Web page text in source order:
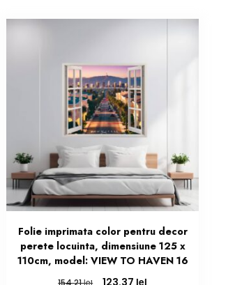
Folie imprimata color pentru decor
perete locuinta, dimensiune 125 x
110cm, model: VIEW TO HAVEN 16
154.21lei
Prețul
123.37 lei